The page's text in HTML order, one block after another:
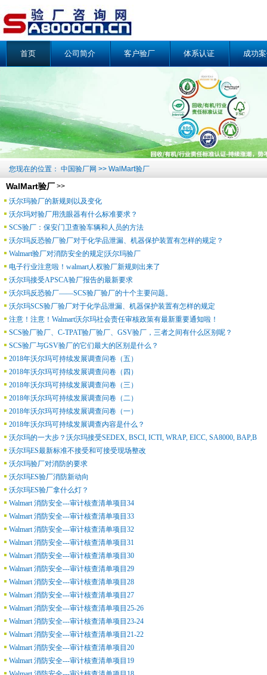
首页 公司简介 客户验厂 体系认证 成功
您现在的位置： 中国验厂网 >> WalMart验厂
WalMart验厂 >>
沃尔玛验厂的新规则以及变化
沃尔玛对验厂用洗眼器有什么标准要求？
SCS验厂：保安门卫查验车辆和人员的方法
沃尔玛反恐验厂验厂对于化学品泄漏、机器保护装置有怎样的规定？
Walmart验厂对消防安全的规定|沃尔玛验厂
电子行业注意啦！walmart人权验厂新规则出来了
沃尔玛接受APSCA验厂报告的最新要求
沃尔玛反恐验厂——SCS验厂验厂的十个主要问题。
沃尔玛SCS验厂验厂对于化学品泄漏、机器保护装置有怎样的规定
注意！注意！Walmart沃尔玛社会责任审核政策有最新重要通知啦！
SCS验厂验厂、C-TPAT验厂验厂、GSV验厂，三者之间有什么区别呢？
SCS验厂与GSV验厂的它们最大的区别是什么？
2018年沃尔玛可持续发展调查问卷（五）
2018年沃尔玛可持续发展调查问卷（四）
2018年沃尔玛可持续发展调查问卷（三）
2018年沃尔玛可持续发展调查问卷（二）
2018年沃尔玛可持续发展调查问卷（一）
2018年沃尔玛可持续发展调查内容是什么？
沃尔玛的一大步？沃尔玛接受SEDEX, BSCI, ICTI, WRAP, EICC, SA8000, BAP,B
沃尔玛ES最新标准不接受和可接受现场整改
沃尔玛验厂对消防的要求
沃尔玛ES验厂消防新动向
沃尔玛ES验厂拿什么灯？
Walmart 消防安全---审计核查清单项目34
Walmart 消防安全---审计核查清单项目33
Walmart 消防安全---审计核查清单项目32
Walmart 消防安全---审计核查清单项目31
Walmart 消防安全---审计核查清单项目30
Walmart 消防安全---审计核查清单项目29
Walmart 消防安全---审计核查清单项目28
Walmart 消防安全---审计核查清单项目27
Walmart 消防安全---审计核查清单项目25-26
Walmart 消防安全---审计核查清单项目23-24
Walmart 消防安全---审计核查清单项目21-22
Walmart 消防安全---审计核查清单项目20
Walmart 消防安全---审计核查清单项目19